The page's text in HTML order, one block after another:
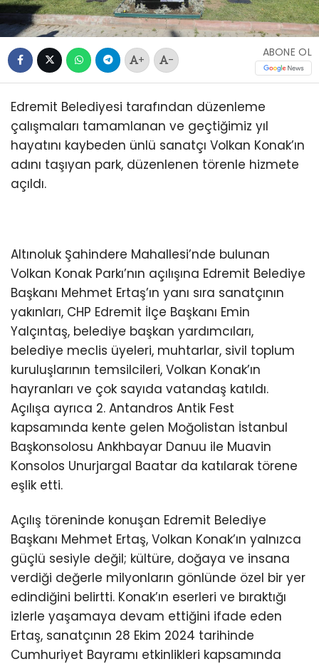
+ -
ABONE OL
Edremit Belediyesi tarafından düzenleme
çalışmaları tamamlanan ve geçtiğimiz yıl
hayatını kaybeden ünlü sanatçı Volkan Konak’ın
adını taşıyan park, düzenlenen törenle hizmete
açıldı.
Altınoluk Şahindere Mahallesi’nde bulunan
Volkan Konak Parkı’nın açılışına Edremit Belediye
Başkanı Mehmet Ertaş’ın yanı sıra sanatçının
yakınları, CHP Edremit İlçe Başkanı Emin
Yalçıntaş, belediye başkan yardımcıları,
belediye meclis üyeleri, muhtarlar, sivil toplum
kuruluşlarının temsilcileri, Volkan Konak’ın
hayranları ve çok sayıda vatandaş katıldı.
Açılışa ayrıca 2. Antandros Antik Fest
kapsamında kente gelen Moğolistan İstanbul
Başkonsolosu Ankhbayar Danuu ile Muavin
Konsolos Unurjargal Baatar da katılarak törene
eşlik etti.
Açılış töreninde konuşan Edremit Belediye
Başkanı Mehmet Ertaş, Volkan Konak’ın yalnızca
güçlü sesiyle değil; kültüre, doğaya ve insana
verdiği değerle milyonların gönlünde özel bir yer
edindiğini belirtti. Konak’ın eserleri ve bıraktığı
izlerle yaşamaya devam ettiğini ifade eden
Ertaş, sanatçının 28 Ekim 2024 tarihinde
Cumhuriyet Bayramı etkinlikleri kapsamında